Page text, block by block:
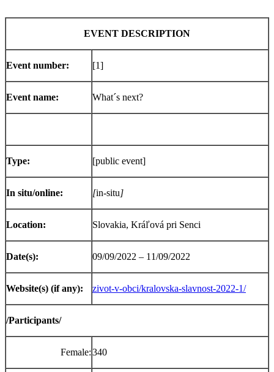
EVENT DESCRIPTION
Event number: [1]
Event name: What´s next?
Type: [public event]
In situ/online: [in-situ]
Location: Slovakia, Kráľová pri Senci
Date(s): 09/09/2022 – 11/09/2022
Website(s) (if any): zivot-v-obci/kralovska-slavnost-2022-1/
/Participants/
Female:340